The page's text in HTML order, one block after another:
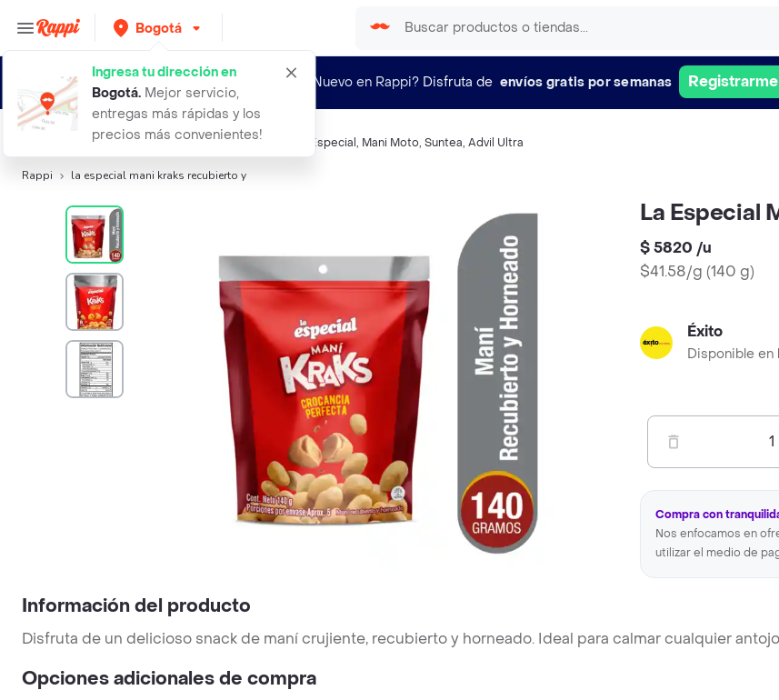
Bogotá
Ingresa tu dirección en
Bogotá. Mejor servicio,
entregas más rápidas y los
precios más convenientes!
¿Nuevo en Rappi? Disfruta de envíos gratis por semanas Registrarme
Búsquedas relacionadas:Frutos secos y semillas La Especial , Mani Moto, Suntea, Advil Ultra
Rappi la especial mani kraks recubierto y
La Especial
$ 5820 /u
$41.58/g (140 g)
Éxito
Disponible en
1
Compra con
Nos enfocamos en
utilizar el medio de
Información del producto
Disfruta de un delicioso snack de maní crujiente, recubierto y horneado. Ideal para calmar cualquier
Opciones adicionales de compra